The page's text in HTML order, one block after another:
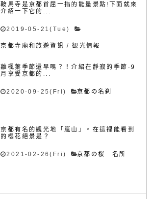
鞍馬寺是京都首屈一指的能量景點!下面就來
介紹一下它的...
2019-05-21(Tue)
京都寺廟和旅遊資訊 /観光情報
離楓葉季節還早嗎？！介紹在靜寂的季節·9
月享受京都的...
2020-09-25(Fri) 京都の名刹
京都有名的觀光地「嵐山」。在這裡能看到
的櫻花絕景是？
2021-02-26(Fri) 京都の桜 名所